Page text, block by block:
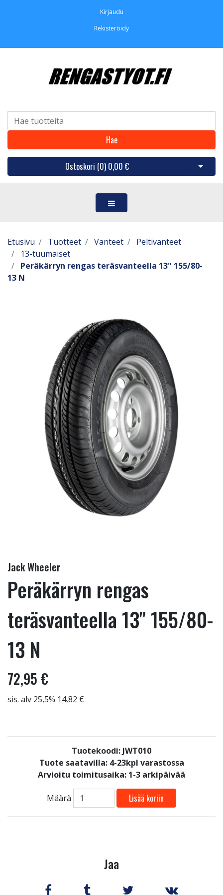
Kirjaudu
Rekisteröidy
Hae
Ostoskori (0) 0,00 € Avaa
Etusivu Tuotteet Vanteet
Peltivanteet
13-tuumaiset
Peräkärryn rengas teräsvanteella 13" 155/80-
13 N
Jack Wheeler
Peräkärryn rengas
teräsvanteella 13" 155/80-
13 N
72,95 €
sis. alv 25,5% 14,82 €
Tuotekoodi: JWT010
Tuote saatavilla: 4-23kpl varastossa
Arvioitu toimitusaika: 1-3 arkipäivää
Määrä Lisää koriin
Jaa